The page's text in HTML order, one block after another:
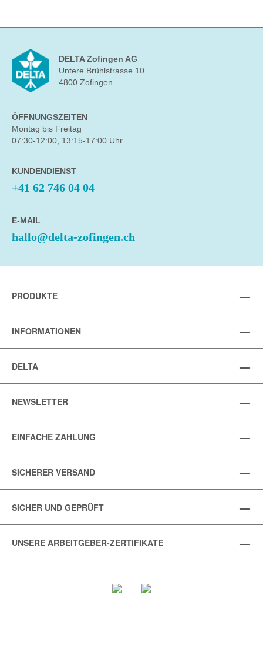
DELTA Zofingen AG
Untere Brühlstrasse 10
4800 Zofingen
ÖFFNUNGSZEITEN
Montag bis Freitag
07:30-12:00, 13:15-17:00 Uhr
KUNDENDIENST
+41 62 746 04 04
E-MAIL
hallo@delta-zofingen.ch
PRODUKTE
INFORMATIONEN
DELTA
NEWSLETTER
EINFACHE ZAHLUNG
SICHERER VERSAND
SICHER UND GEPRÜFT
UNSERE ARBEITGEBER-ZERTIFIKATE